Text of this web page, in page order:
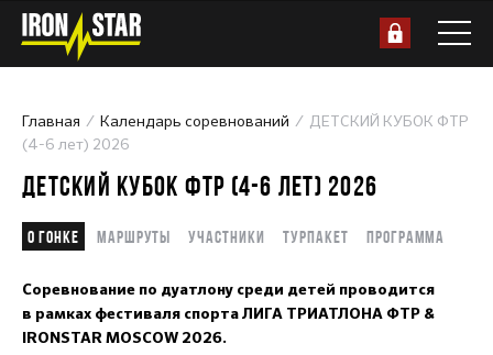
Главная Календарь соревнований
ДЕТСКИЙ КУБОК ФТР
(4-6 лет) 2026
ДЕТСКИЙ КУБОК ФТР (4-6 ЛЕТ) 2026
О гонке Маршруты Участники Турпакет Программа
Соревнование по дуатлону среди детей проводится
в рамках фестиваля спорта ЛИГА ТРИАТЛОНА ФТР &
IRONSTAR MOSCOW 2026.